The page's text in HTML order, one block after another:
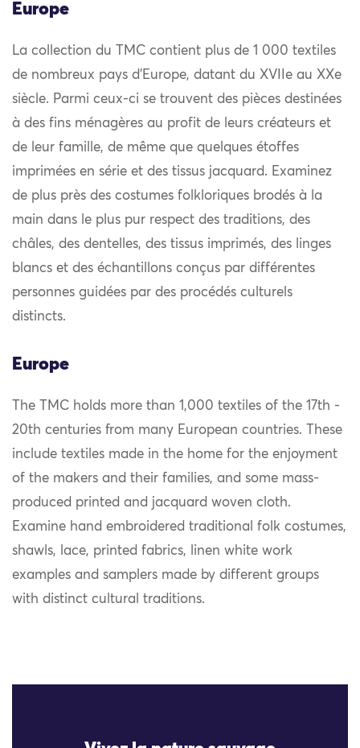
Europe
La collection du TMC contient plus de 1 000 textiles
de nombreux pays d’Europe, datant du XVIIe au XXe
siècle. Parmi ceux-ci se trouvent des pièces destinées
à des fins ménagères au profit de leurs créateurs et
de leur famille, de même que quelques étoffes
imprimées en série et des tissus jacquard. Examinez
de plus près des costumes folkloriques brodés à la
main dans le plus pur respect des traditions, des
châles, des dentelles, des tissus imprimés, des linges
blancs et des échantillons conçus par différentes
personnes guidées par des procédés culturels
distincts.
Europe
The TMC holds more than 1,000 textiles of the 17th -
20th centuries from many European countries. These
include textiles made in the home for the enjoyment
of the makers and their families, and some mass-
produced printed and jacquard woven cloth.
Examine hand embroidered traditional folk costumes,
shawls, lace, printed fabrics, linen white work
examples and samplers made by different groups
with distinct cultural traditions.